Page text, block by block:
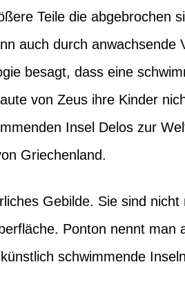
Teile die abgebrochen
auch durch anwachsende
besagt, dass eine
von Zeus ihre Kinder
Insel Delos zur
Griechenland.
Gebilde. Sie sind nicht
Ponton nennt man
schwimmende